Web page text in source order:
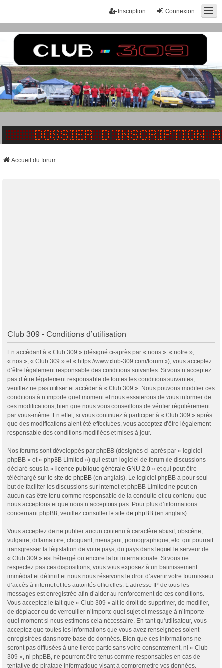
Connexion
Inscription
Accueil du forum
Club 309 - Conditions d’utilisation
En accédant à « Club 309 » (désigné ci-après par « nous », « notre »,
« nos », « Club 309 » et « https://www.club-309.com/forum »), vous acceptez
d’être légalement responsable des conditions suivantes. Si vous n’acceptez
pas d’être légalement responsable de toutes les conditions suivantes,
veuillez ne pas utiliser et accéder à « Club 309 ». Nous pouvons modifier ces
conditions à n’importe quel moment et nous essaierons de vous informer de
ces modifications, bien que nous vous conseillons de vérifier régulièrement
par vous-même. En effet, si vous continuez à participer à « Club 309 » après
que des modifications aient été effectuées, vous acceptez d’être légalement
responsable des conditions modifiées et mises à jour.
Nos forums sont développés par phpBB (désignés ci-après par « logiciel
phpBB » et « phpBB Limited ») qui est un logiciel de forum de discussions
déclaré sous la « licence publique générale GNU 2.0 » et qui peut être
téléchargé sur le site de phpBB (en anglais). Le logiciel phpBB a pour seul
but de faciliter les discussions sur internet et phpBB Limited ne peut en
aucun cas être tenu comme responsable de la conduite et du contenu que
nous acceptons et que nous n’acceptons pas. Pour plus d’informations
concernant phpBB, veuillez consulter le site de phpBB (en anglais).
Vous acceptez de ne publier aucun contenu à caractère abusif, obscène,
vulgaire, diffamatoire, choquant, menaçant, pornographique, etc. qui pourrait
transgresser la législation de votre pays, du pays dans lequel le serveur de
« Club 309 » est hébergé ou encore la loi internationale. Si vous ne
respectez pas ces dispositions, vous vous exposez à un bannissement
immédiat et définitif et nous nous réservons le droit d’avertir votre fournisseur
d’accès à internet et les autorités officielles. L’adresse IP de tous les
messages est enregistrée afin d’aider au renforcement de ces conditions.
Vous acceptez le fait que « Club 309 » ait le droit de supprimer, de modifier,
de déplacer ou de verrouiller n’importe quel sujet et message à n’importe
quel moment si nous estimons cela nécessaire. En tant qu’utilisateur, vous
acceptez que toutes les informations que vous avez renseignées soient
enregistrées dans notre base de données. Bien que ces informations ne
seront pas diffusées à une tierce partie sans votre consentement, ni « Club
309 », ni phpBB, ne pourront être tenus comme responsables en cas de
tentative de piratage informatique visant à compromettre vos données.